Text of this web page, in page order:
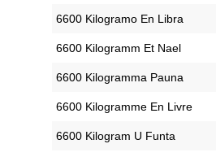
‎6600 Kilogramo En Libra
‎6600 Kilogramm Et Nael
‎6600 Kilogramma Pauna
‎6600 Kilogramme En Livre
‎6600 Kilogram U Funta